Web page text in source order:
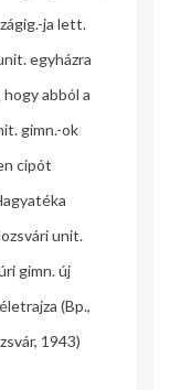
ja lett.
egyházra
abból a
gimn.-ok
cipót
unit.
gimn. új
(Bp.,
1943)